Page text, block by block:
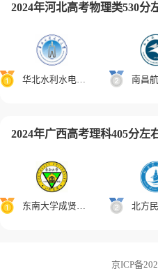
2024年河北高考物理类530分
华北水利水电大学 南昌
2024年广西高考理科405分左
东南大学成贤学院 北方
京ICP备